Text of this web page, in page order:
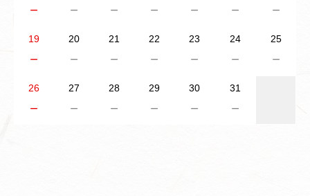
－ － － － － － －
19
－
20
－
21
－
22
－
23
－
24
－
25
－
26
－
27
－
28
－
29
－
30
－
31
－